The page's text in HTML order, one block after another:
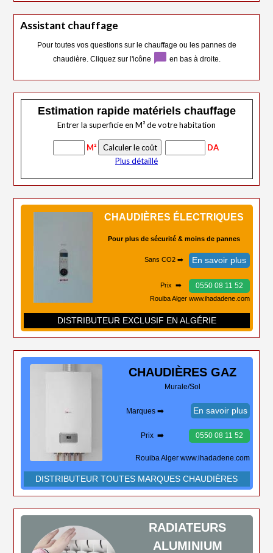
Assistant chauffage
Pour toutes vos questions sur le chauffage ou les pannes de
chaudière. Cliquez sur l'icône
chat_bubble en bas à droite.
Estimation rapide matériels chauffage
Entrer la superficie en M² de votre habitation
M²
DA
Plus détaillé
CHAUDIÈRES ÉLECTRIQUES
Pour plus de sécurité & moins de pannes
Sans CO2 ➡️ En savoir plus
Prix ➡️ 0550 08 11 52
Rouiba Alger www.ihadadene.com
DISTRIBUTEUR EXCLUSIF EN ALGÉRIE
CHAUDIÈRES GAZ
Murale/Sol
Marques ➡️ En savoir plus
Prix ➡️ 0550 08 11 52
Rouiba Alger www.ihadadene.com
DISTRIBUTEUR TOUTES MARQUES CHAUDIÈRES
RADIATEURS
ALUMINIUM